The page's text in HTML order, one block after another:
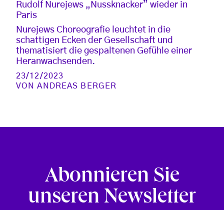
Rudolf Nurejews „Nussknacker” wieder in
Paris
Nurejews Choreografie leuchtet in die
schattigen Ecken der Gesellschaft und
thematisiert die gespaltenen Gefühle einer
Heranwachsenden.
23/12/2023
VONANDREAS BERGER
Abonnieren Sie
unseren Newsletter